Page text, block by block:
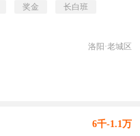
奖金
长白班
洛阳·老城区
6千-1.1万